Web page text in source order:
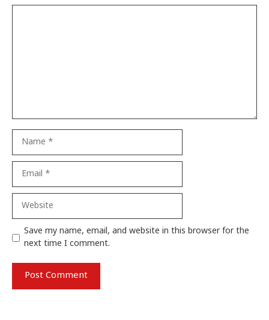
Website
Save my name, email, and website in this browser for the
next time I comment.